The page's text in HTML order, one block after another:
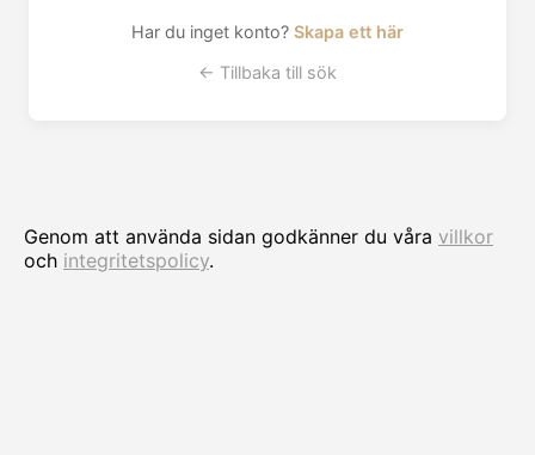
Har du inget konto? Skapa ett här
← Tillbaka till sök
Genom att använda sidan godkänner du våra villkor
och integritetspolicy.